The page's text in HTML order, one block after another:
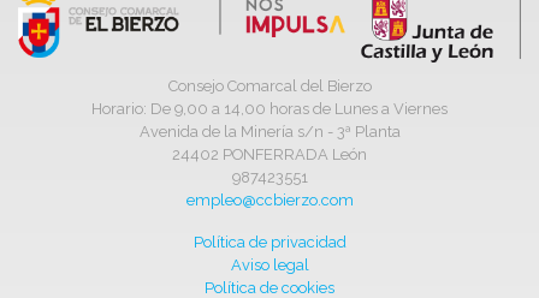
Consejo Comarcal del Bierzo
Horario: De 9,00 a 14,00 horas de Lunes a Viernes
Avenida de la Minería s/n - 3ª Planta
24402 PONFERRADA León
987423551
empleo@ccbierzo.com
Política de privacidad
Aviso legal
Política de cookies